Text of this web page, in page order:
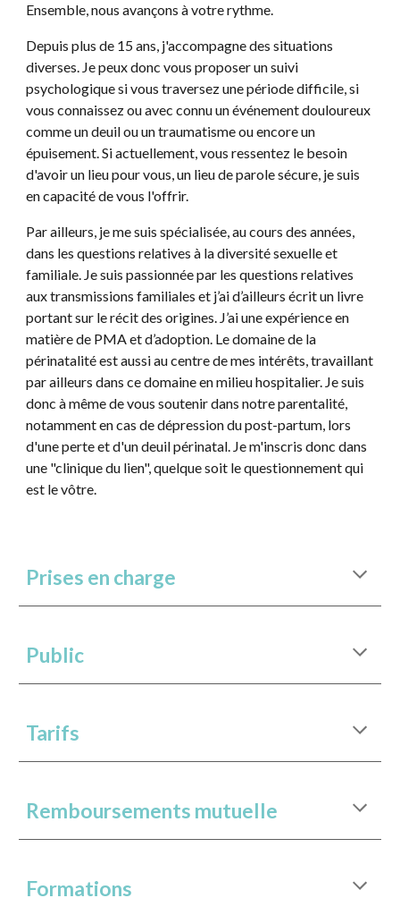
Ensemble, nous avançons à votre rythme.
Depuis plus de 15 ans, j'accompagne des situations
diverses. Je peux donc vous proposer un suivi
psychologique si vous traversez une période difficile, si
vous connaissez ou avec connu un événement douloureux
comme un deuil ou un traumatisme ou encore un
épuisement. Si actuellement, vous ressentez le besoin
d'avoir un lieu pour vous, un lieu de parole sécure, je suis
en capacité de vous l'offrir.
Par ailleurs, je me suis spécialisée, au cours des années,
dans les questions relatives à la diversité sexuelle et
familiale. Je suis passionnée par les questions relatives
aux transmissions familiales et j’ai d’ailleurs écrit un livre
portant sur le récit des origines. J’ai une expérience en
matière de PMA et d’adoption. Le domaine de la
périnatalité est aussi au centre de mes intérêts, travaillant
par ailleurs dans ce domaine en milieu hospitalier. Je suis
donc à même de vous soutenir dans notre parentalité,
notamment en cas de dépression du post-partum, lors
d'une perte et d'un deuil périnatal. Je m'inscris donc dans
une "clinique du lien", quelque soit le questionnement qui
est le vôtre.
Prises en charge
Public
Tarifs
Remboursements mutuelle
Formations